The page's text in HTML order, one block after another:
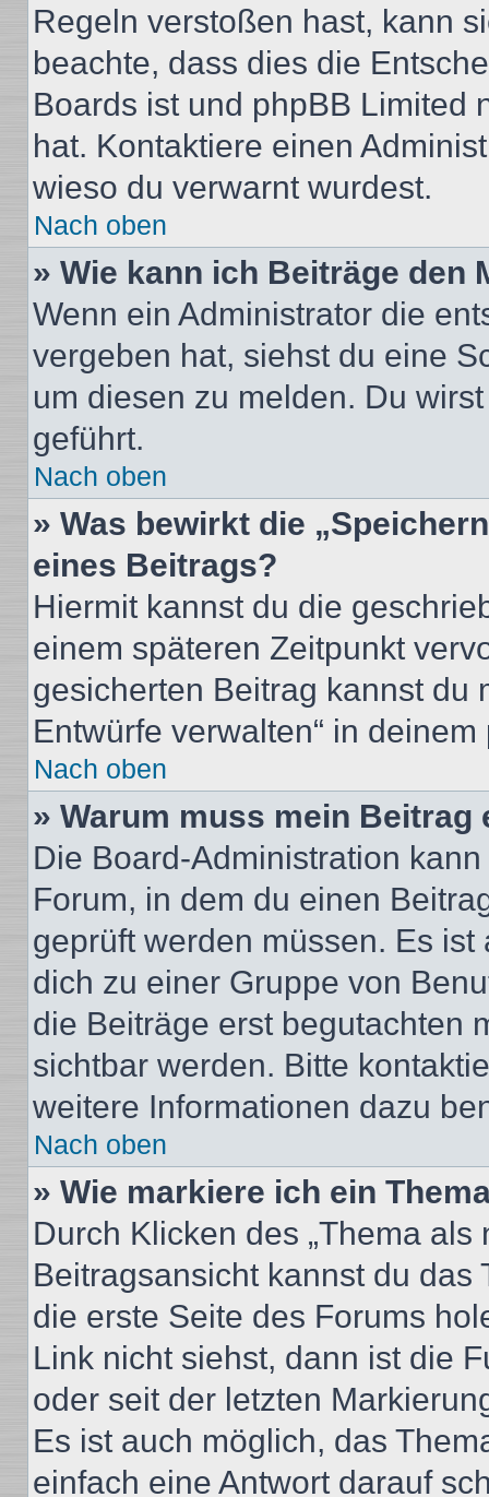
Regeln verstoßen hast, kann
beachte, dass dies die
Boards ist und phpBB Limited
hat. Kontaktiere einen
wieso du verwarnt wurdest.
Nach oben
» Wie kann ich Beiträge den
Wenn ein Administrator die
vergeben hat, siehst du eine
um diesen zu melden. Du
geführt.
Nach oben
» Was bewirkt die
eines Beitrags?
Hiermit kannst du die
einem späteren Zeitpunkt
gesicherten Beitrag kannst du
Entwürfe verwalten“ in
Nach oben
» Warum muss mein
Die Board-Administration
Forum, in dem du einen
geprüft werden müssen. Es
dich zu einer Gruppe von
die Beiträge erst begutachten
sichtbar werden. Bitte
weitere Informationen dazu
Nach oben
» Wie markiere ich ein
Durch Klicken des „Thema
Beitragsansicht kannst du
die erste Seite des Forums
Link nicht siehst, dann ist die
oder seit der letzten
Es ist auch möglich, das
einfach eine Antwort darauf